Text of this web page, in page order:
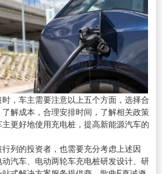
，车主需要注意以上五个方面，选择合
解成本，合理安排时间，了解相关政策
更好地使用充电桩，提高新能源汽车的
列的投资者，也需要充分考虑上述因
汽车、电动两轮车充电桩研发设计、研